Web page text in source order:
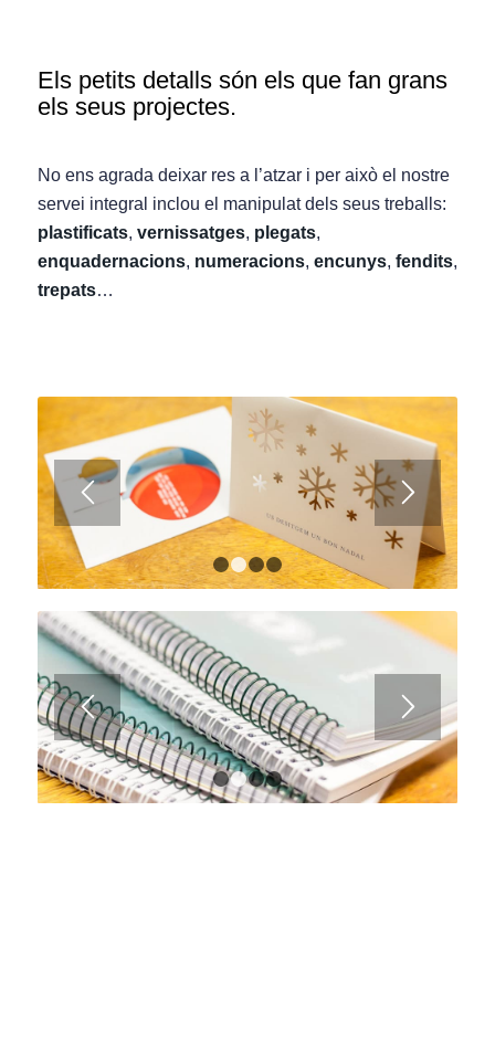
Els petits detalls són els que fan grans
els seus projectes.
No ens agrada deixar res a l’atzar i per això el nostre
servei integral inclou el manipulat dels seus treballs:
plastificats, vernissatges, plegats,
enquadernacions, numeracions, encunys, fendits,
trepats…
1 2 3
1 2 3 4